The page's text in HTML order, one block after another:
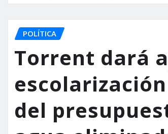
POLÍTICA
Torrent dará
del